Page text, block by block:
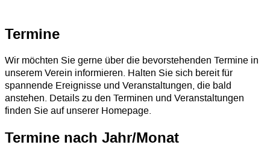
Termine
Wir möchten Sie gerne über die bevorstehenden Termine in
unserem Verein informieren. Halten Sie sich bereit für
spannende Ereignisse und Veranstaltungen, die bald
anstehen. Details zu den Terminen und Veranstaltungen
finden Sie auf unserer Homepage.
Termine nach Jahr/Monat